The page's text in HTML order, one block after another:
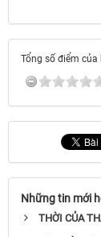
Tổng số điểm
Những tin mới
THỜI CỦA